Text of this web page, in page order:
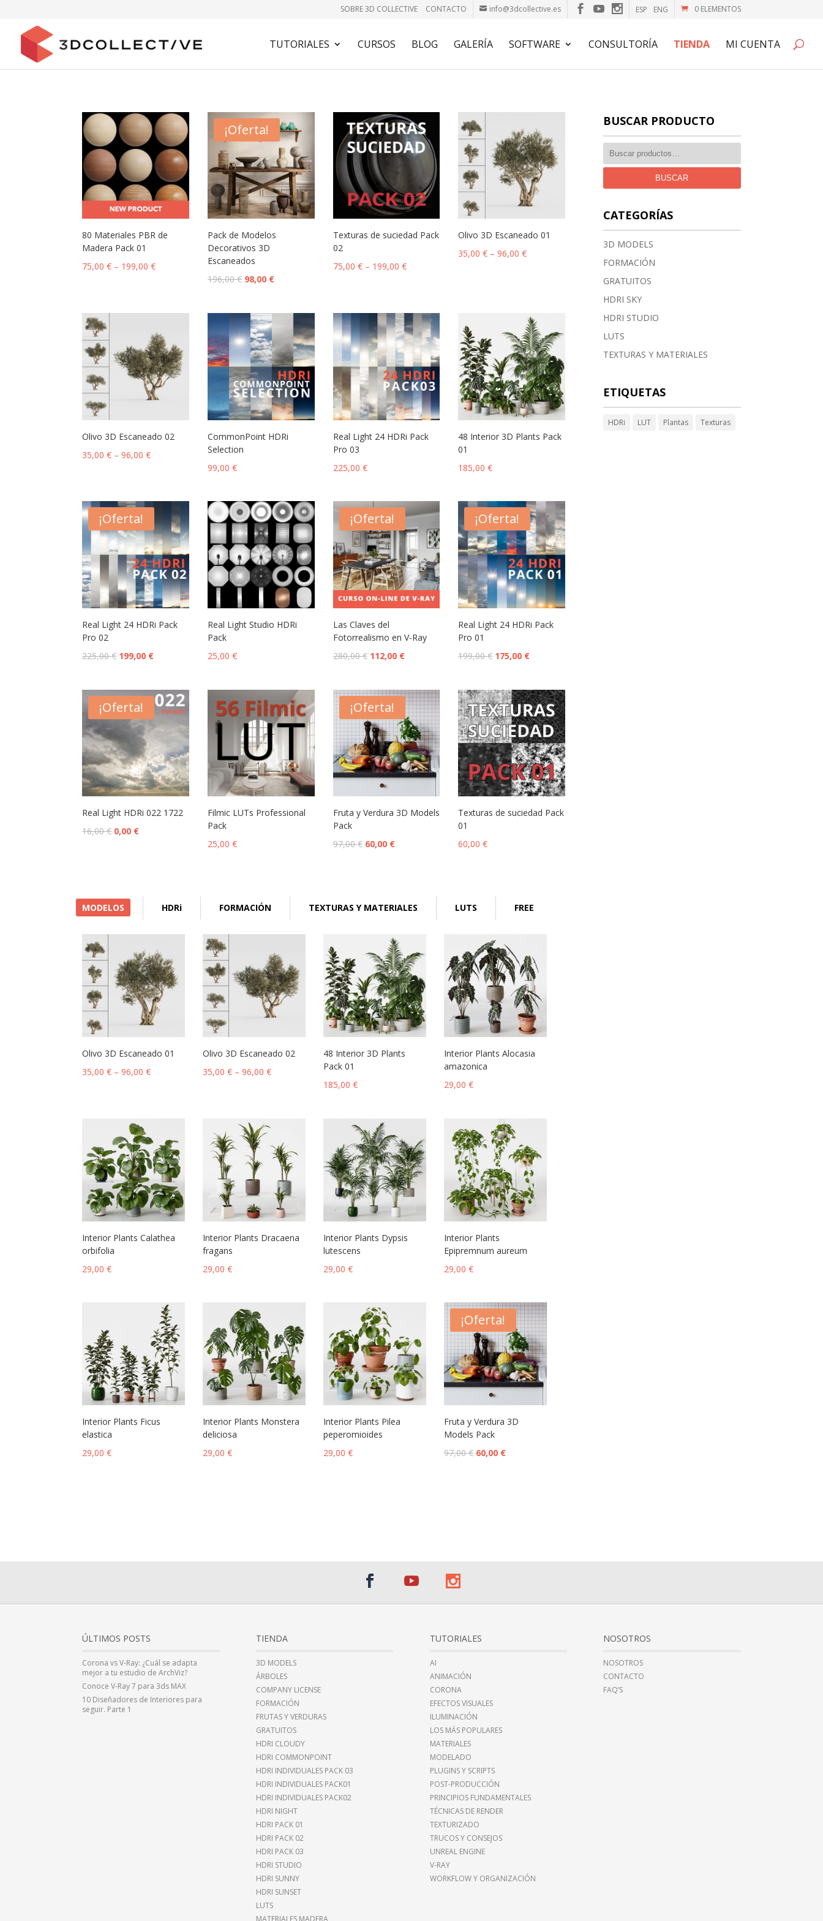
0 ELEMENTOS
ESP ENG
info@3dcollective.es
SOBRE 3D COLLECTIVE CONTACTO
TUTORIALES CURSOS BLOG GALERÍA SOFTWARE CONSULTORÍA TIENDA MI CUENTA
80 Materiales PBR de
Madera Pack 01
75,00€ – 199,00€
¡Oferta!
Pack de Modelos
Decorativos 3D
Escaneados
196,00€ 98,00 €
Texturas de suciedad Pack
02
75,00 €– 199,00 €
Olivo 3D Escaneado 01
35,00€ –96,00€
Olivo 3D Escaneado 02
35,00€ –96,00€
CommonPoint HDRi
Selection
99,00€
Real Light 24 HDRi Pack
Pro 03
225,00 €
48 Interior 3D Plants Pack
01
185,00€
¡Oferta!
Real Light 24 HDRi Pack
Pro 02
225,00€ 199,00 €
Real Light Studio HDRi
Pack
25,00€
¡Oferta!
Las Claves del
Fotorrealismo en V-Ray
280,00€ 112,00 €
¡Oferta!
Real Light 24 HDRi Pack
Pro 01
199,00€ 175,00 €
¡Oferta!
Real Light HDRi 022 1722
16,00€ 0,00 €
Filmic LUTs Professional
Pack
25,00€
¡Oferta!
Fruta y Verdura 3D Models
Pack
97,00€ 60,00 €
Texturas de suciedad Pack
01
60,00€
MODELOS HDRi FORMACIÓN TEXTURAS Y MATERIALES LUTS FREE
Olivo 3D Escaneado 01
35,00€ –96,00€
Olivo 3D Escaneado 02
35,00€ –96,00€
48 Interior 3D Plants
Pack 01
185,00€
Interior Plants Alocasia
amazonica
29,00 €
Interior Plants Calathea
orbifolia
29,00€
Interior Plants Dracaena
fragans
29,00€
Interior Plants Dypsis
lutescens
29,00€
Interior Plants
Epipremnum aureum
29,00 €
Interior Plants Ficus
elastica
29,00€
Interior Plants Monstera
deliciosa
29,00€
Interior Plants Pilea
peperomioides
29,00€
¡Oferta!
Fruta y Verdura 3D
Models Pack
97,00€ 60,00 €
BUSCAR PRODUCTO
BUSCAR
CATEGORÍAS
3D MODELS
FORMACIÓN
GRATUITOS
HDRI SKY
HDRI STUDIO
LUTS
TEXTURAS Y MATERIALES
ETIQUETAS
HDRi LUT Plantas Texturas
ÚLTIMOS POSTS
Corona vs V-Ray: ¿Cuál se adapta
mejor a tu estudio de ArchViz?
Conoce V-Ray 7 para 3ds MAX
10 Diseñadores de Interiores para
seguir. Parte 1
TIENDA
3D MODELS
ÁRBOLES
COMPANY LICENSE
FORMACIÓN
FRUTAS Y VERDURAS
GRATUITOS
HDRI CLOUDY
HDRI COMMONPOINT
HDRI INDIVIDUALES PACK 03
HDRI INDIVIDUALES PACK01
HDRI INDIVIDUALES PACK02
HDRI NIGHT
HDRI PACK 01
HDRI PACK 02
HDRI PACK 03
HDRI STUDIO
HDRI SUNNY
HDRI SUNSET
LUTS
MATERIALES MADERA
TUTORIALES
AI
ANIMACIÓN
CORONA
EFECTOS VISUALES
ILUMINACIÓN
LOS MÁS POPULARES
MATERIALES
MODELADO
PLUGINS Y SCRIPTS
POST-PRODUCCIÓN
PRINCIPIOS FUNDAMENTALES
TÉCNICAS DE RENDER
TEXTURIZADO
TRUCOS Y CONSEJOS
UNREAL ENGINE
V-RAY
WORKFLOW Y ORGANIZACIÓN
NOSOTROS
NOSOTROS
CONTACTO
FAQ’S